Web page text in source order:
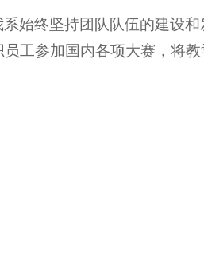
始终坚持团队队伍的建设
工参加国内各项大赛，将